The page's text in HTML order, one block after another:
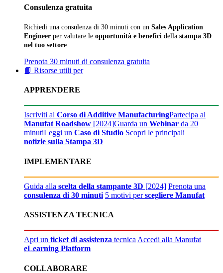
Consulenza gratuita
Richiedi una consulenza di 30 minuti con un Sales Application
Engineer per valutare le opportunità e benefici della stampa 3D
nel tuo settore
Prenota 30 minuti di consulenza gratuita
📙 Risorse utili per
APPRENDERE
Iscriviti al Corso di Additive ManufacturingPartecipa al
Manufat Roadshow [2024]Guarda un Webinar da 20
minutiLeggi un Caso di Studio Scopri le principali
notizie sulla Stampa 3D
IMPLEMENTARE
Guida alla scelta della stampante 3D [2024] Prenota una
consulenza di 30 minuti 5 motivi perscegliere Manufat
ASSISTENZA TECNICA
Apri un ticket di assistenza tecnicaAccedi alla Manufat
eLearning Platform
COLLABORARE